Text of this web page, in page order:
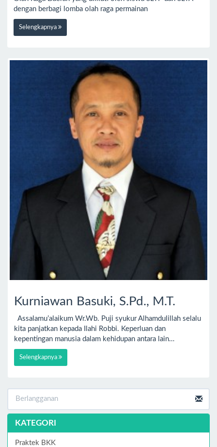
dengan berbagi lomba olah raga permainan
Selengkapnya
Kurniawan Basuki, S.Pd., M.T.
Assalamu’alaikum Wr.Wb. Puji syukur Alhamdulillah selalu
kita panjatkan kepada Ilahi Robbi. Keperluan dan
kepentingan manusia dalam kehidupan antara lain…
Selengkapnya
KATEGORI
Praktek BKK